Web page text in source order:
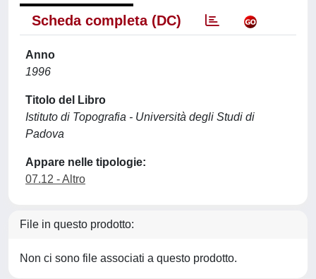
Scheda completa (DC)
Anno
1996
Titolo del Libro
Istituto di Topografia - Università degli Studi di
Padova
Appare nelle tipologie:
07.12 - Altro
File in questo prodotto:
Non ci sono file associati a questo prodotto.